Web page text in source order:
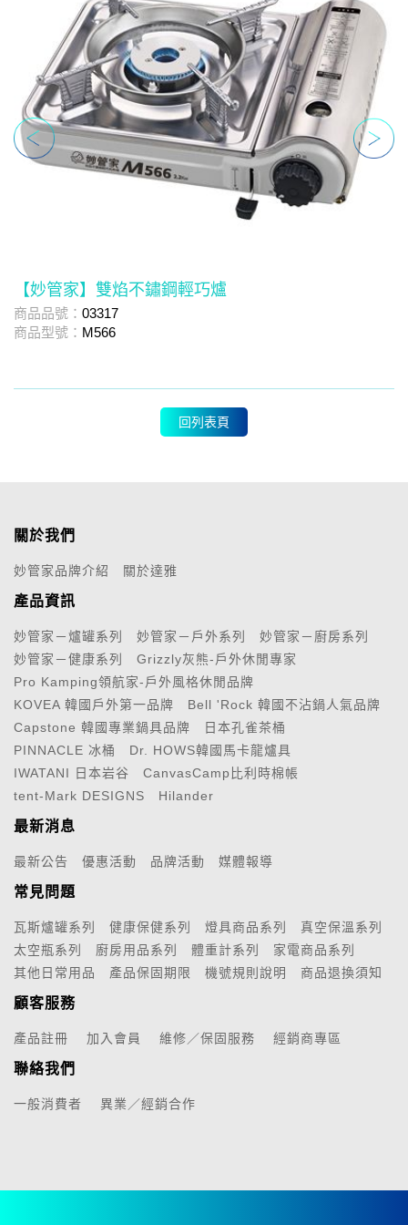
【妙管家】雙焰不鏽鋼輕巧爐
商品品號： 03317
商品型號： M566
回列表頁
關於我們
妙管家品牌介紹 關於達雅
產品資訊
妙管家－爐罐系列 妙管家－戶外系列
妙管家－廚房系列
妙管家－健康系列
Grizzly灰熊-戶外休閒專家
Pro Kamping領航家-戶外風格休閒品牌
KOVEA 韓國戶外第一品牌
Bell 'Rock 韓國不沾鍋人氣品牌
Capstone 韓國專業鍋具品牌
日本孔雀茶桶
PINNACLE 冰桶
Dr. HOWS韓國馬卡龍爐具
IWATANI 日本岩谷
CanvasCamp比利時棉帳
tent-Mark DESIGNS
Hilander
最新消息
最新公告 優惠活動 品牌活動 媒體報導
常見問題
瓦斯爐罐系列 健康保健系列 燈具商品系列
真空保溫系列
太空瓶系列
廚房用品系列 體重計系列
家電商品系列
其他日常用品
產品保固期限 機號規則說明 商品退換須知
顧客服務
產品註冊 加入會員 維修／保固服務 經銷商專區
聯絡我們
一般消費者 異業／經銷合作